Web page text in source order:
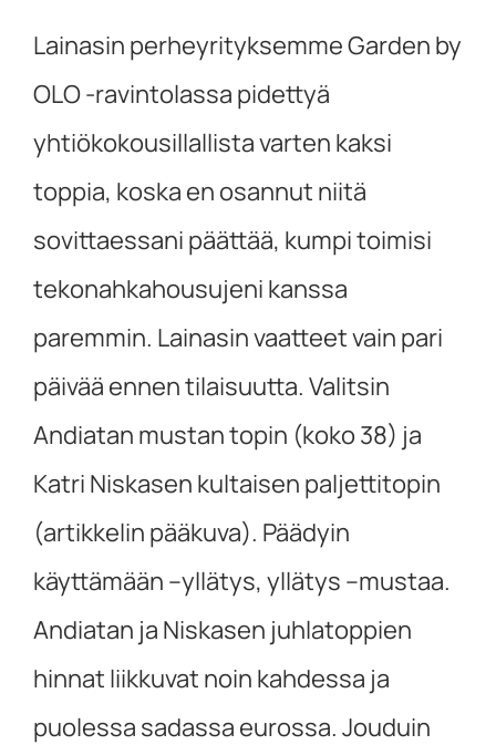
Lainasin perheyrityksemme Garden by
OLO -ravintolassa pidettyä
yhtiökokousillallista varten kaksi
toppia, koska en osannut niitä
sovittaessani päättää, kumpi toimisi
tekonahkahousujeni kanssa
paremmin. Lainasin vaatteet vain pari
päivää ennen tilaisuutta. Valitsin
Andiatan mustan topin (koko 38) ja
Katri Niskasen kultaisen paljettitopin
(artikkelin pääkuva). Päädyin
käyttämään –yllätys, yllätys –mustaa.
Andiatan ja Niskasen juhlatoppien
hinnat liikkuvat noin kahdessa ja
puolessa sadassa eurossa. Jouduin